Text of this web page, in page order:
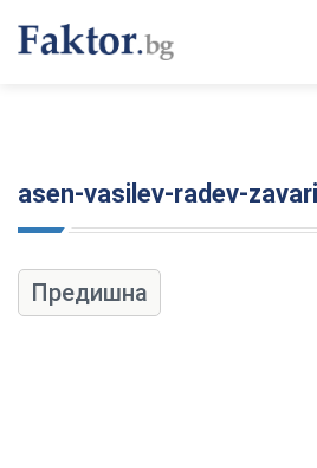
asen-vasilev-radev-
Предишна